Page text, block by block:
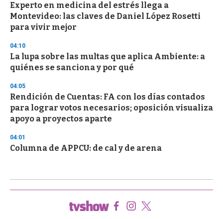
Experto en medicina del estrés llega a
Montevideo: las claves de Daniel López Rosetti
para vivir mejor
04:10
La lupa sobre las multas que aplica Ambiente: a
quiénes se sanciona y por qué
04:05
Rendición de Cuentas: FA con los días contados
para lograr votos necesarios; oposición visualiza
apoyo a proyectos aparte
04:01
Columna de APPCU: de cal y de arena